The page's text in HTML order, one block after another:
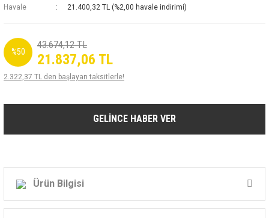
Havale
21.400,32 TL (%2,00 havale indirimi)
%50
43.674,12 TL
21.837,06 TL
2.322,37 TL den başlayan taksitlerle!
GELİNCE HABER VER
Ürün Bilgisi